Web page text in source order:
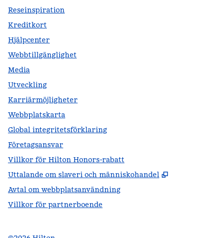
Reseinspiration
Kreditkort
Hjälpcenter
Webbtillgänglighet
Media
Utveckling
Karriärmöjligheter
Webbplatskarta
Global integritetsförklaring
Företagsansvar
Villkor för Hilton Honors-rabatt
Uttalande om slaveri och människohandel
,
Avtal om webbplatsanvändning
Villkor för partnerboende